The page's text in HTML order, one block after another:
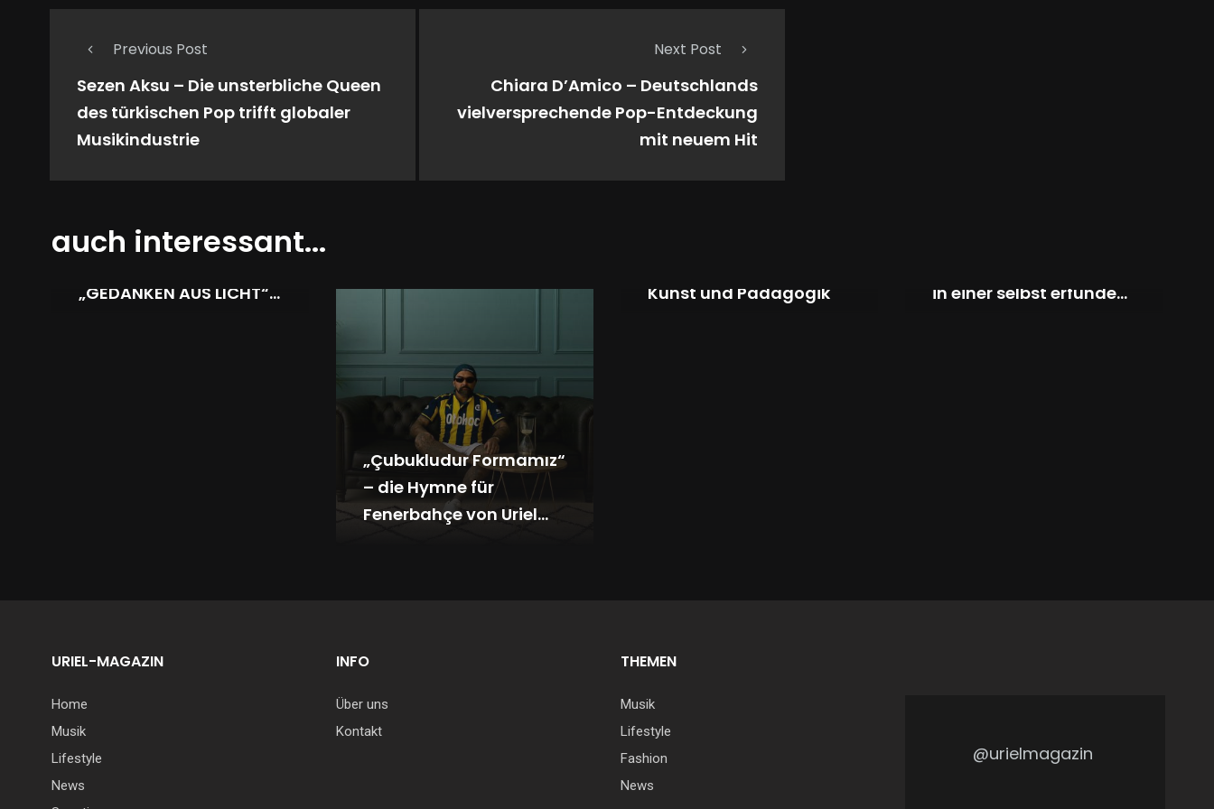
Previous Post
Sezen Aksu – Die unsterbliche Queen
des türkischen Pop trifft globaler
Musikindustrie
Next Post
Chiara D’Amico – Deutschlands
vielversprechende Pop-Entdeckung
mit neuem Hit
auch interessant...
URIEL SALNAITIS KÜNDIGT
„GEDANKEN AUS LICHT“
„Çubukludur Formamız“
– die Hymne für
Fenerbahçe von Uriel
Kunst und Pädagogik
in einer selbst erfunden
URIEL-MAGAZIN
Home
Musik
Lifestyle
News
INFO
Über uns
Kontakt
THEMEN
Musik
Lifestyle
Fashion
News
@urielmagazin